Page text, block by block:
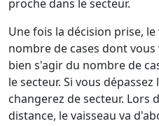
proche dans le secteur.
Une fois la décision prise,
nombre de cases dont
bien s'agir du nombre de
le secteur. Si vous
changerez de secteur. Lors
distance, le vaisseau va